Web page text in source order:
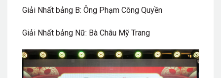
Giải Nhất bảng B: Ông Phạm Công Quyền
Giải Nhất bảng Nữ: Bà Châu Mỹ Trang